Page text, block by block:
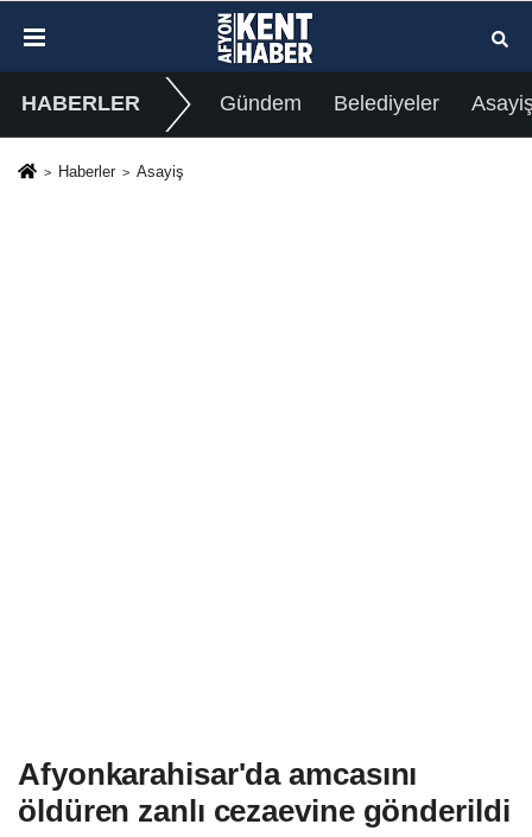
HABERLER Gündem Belediyeler
Haberler Asayiş
Afyonkarahisar'da amcasını
öldüren zanlı cezaevine gönderildi